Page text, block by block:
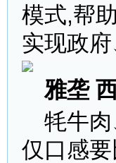
模式,帮
实现政
雅垄
牦牛
仅口感